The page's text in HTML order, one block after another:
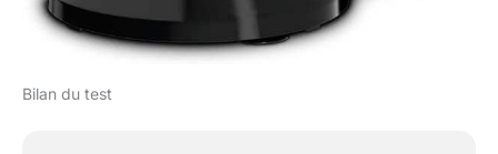
Bilan du test